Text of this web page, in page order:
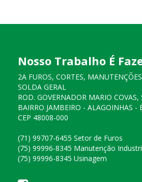
Nosso Trabalho É
2A FUROS, CORTES,
SOLDA GERAL
ROD. GOVERNADOR MARIO
BAIRRO JAMBEIRO - ALAGOINHAS -
CEP 48008-000
(71) 99707-6455 Setor de Furos
(75) 99996-8345 Manutenção
(75) 99996-8345 Usinagem